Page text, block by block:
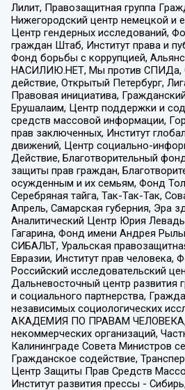
Лилит, Правозащитная группа
Нижегородский центр немецкой и
Центр гендерных исследований,
граждан Штаб, Институт права и
Фонд борьбы с коррупцией, Альянс
НАСИЛИЮ.НЕТ, Мы против СПИДа,
действие, Открытый Петербург,
Правовая инициатива,
Ерушалаим, Центр поддержки и
средств массовой информации,
прав заключенных, Институт
движений, Центр социально-
Действие, Благотворительный
защиты прав граждан,
осужденным и их семьям, Фонд
Серебряная тайга, Так-Так-Так,
Апрель, Самарская губерния, Эра
Аналитический Центр Юрия
Гагарина, Фонд имени Андрея
СИБАЛЬТ, Уральская
Евразии, Институт прав человека,
Российский исследовательский
Дальневосточный центр развития
и социального партнерства,
независимых социологических
АКАДЕМИЯ ПО ПРАВАМ ЧЕЛОВЕКА,
некоммерческих организаций,
Калининграде Совета Министров
Гражданское содействие,
Центр Защиты Прав Средств
Институт развития прессы -